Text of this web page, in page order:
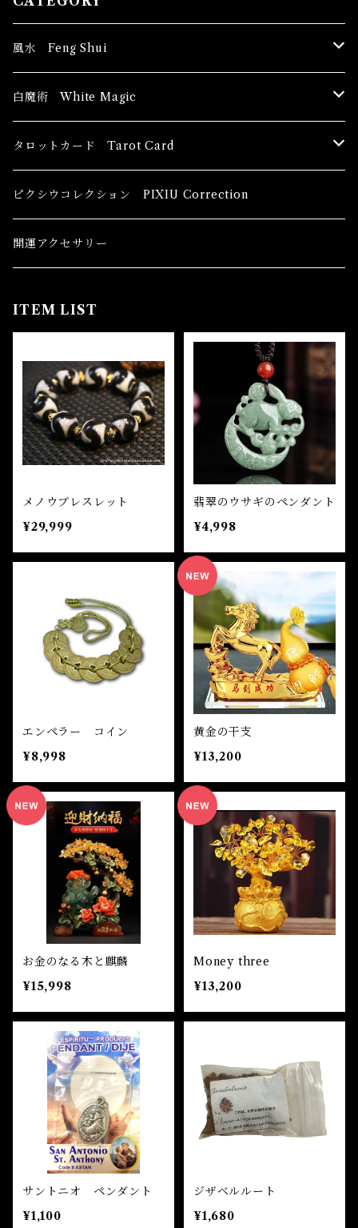
風水 Feng Shui
ブッダ Buddha
恋愛運
健康運 Health
金運 Money
金運 Money
恋愛 Love
干支風水置き物
子 Rat
寅 Tiger
辰 Dragon
巳 Snake
未 Sheep
申 Monkey
酉 Rooster
ブレスレット Bracelet
金運
人間関係 Relationship
白魔術 White Magic
香油 Oils
恋愛 Love
金運 Money
自己実現 Self-realization
裁判 Trial
人間関係 Relationships
キャンドル Candles
恋愛 Love
自己実現 Self-Realization
仕事 Job
スピリチュアル Spiritual
人間関係 RelationShips
線香 Stick Incense
仕事
人間関係
恋愛 Love
護身
恋愛 Love
人間関係 Relationships
スピリチュアル Spiritual
バス＆フロアウォッシュ Bath&Floor Wash
護身 Self-Defence
金運 Money
バスハーブ Bath Herb
アミュレット Amulet
健康
スピリチュアル
願望実現
タロットカード Tarot Card
初心者向け For The Beginners
中級者向け
ピクシウコレクション PIXIU Correction
開運アクセサリー
ITEM LIST
メノウブレスレット
¥29,999
翡翠のウサギのペンダント
¥4,998
エンペラー コイン
¥8,998
黄金の干支
¥13,200
お金のなる木と麒麟
¥15,998
Money three
¥13,200
サントニオ ペンダント
¥1,100
ジザベルルート
¥1,680